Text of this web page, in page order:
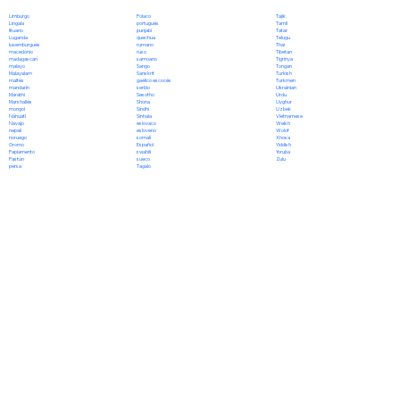
Limburgo
Lingala
lituano
Luganda
luxemburgués
macedónio
madagascarí
malayo
Malayalam
maltés
mandarín
Marathi
Marshallés
mongol
Náhuatl
Navajo
nepalí
noruego
Oromo
Papiamento
Pastún
persa
Polaco
portugués
punjabi
quechua
rumano
ruso
samoano
Sango
Sanskrit
gaélico escocés
serbio
Sesotho
Shona
Sindhi
Sinhala
eslovaco
esloveno
somalí
Español
swahili
sueco
Tagalo
Tajik
Tamil
Tatar
Telugu
Thai
Tibetan
Tigrinya
Tongan
Turkish
Turkmen
Ukrainian
Urdu
Uyghur
Uzbek
Vietnamese
Welsh
Wolof
Xhosa
Yiddish
Yoruba
Zulu